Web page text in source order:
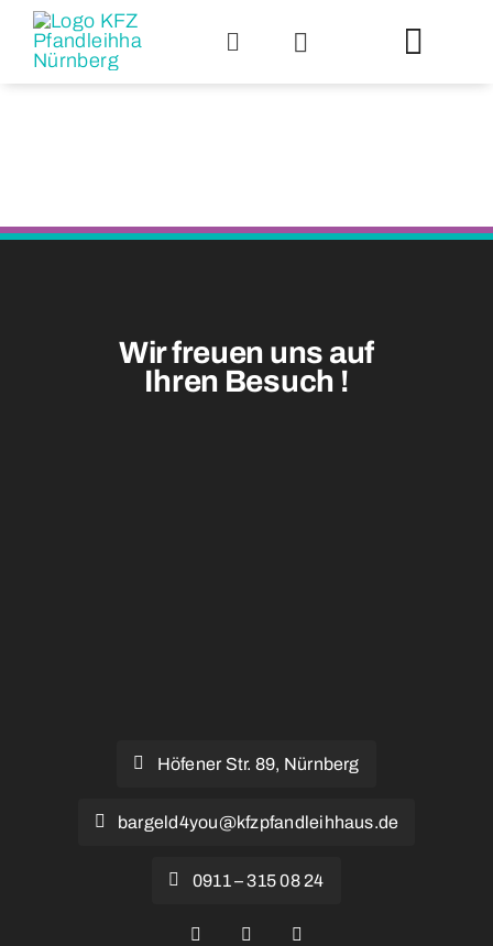
Zum
Inhalt
springen
Wir freuen uns auf
Ihren Besuch !
Höfener Str. 89, Nürnberg
bargeld4you@kfzpfandleihhaus.de
0911 – 315 08 24